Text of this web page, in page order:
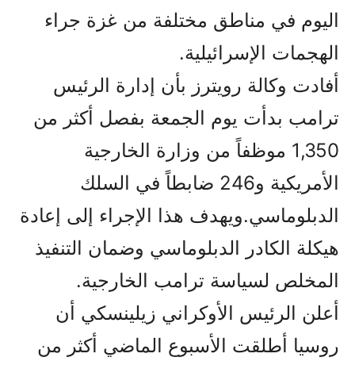
اليوم في مناطق مختلفة من غزة جراء
الهجمات الإسرائيلية.
أفادت وكالة رويترز بأن إدارة الرئيس
ترامب بدأت يوم الجمعة بفصل أكثر من
1,350 موظفاً من وزارة الخارجية
الأمريكية و246 ضابطاً في السلك
الدبلوماسي.ويهدف هذا الإجراء إلى إعادة
هيكلة الكادر الدبلوماسي وضمان التنفيذ
المخلص لسياسة ترامب الخارجية.
أعلن الرئيس الأوكراني زيلينسكي أن
روسيا أطلقت الأسبوع الماضي أكثر من